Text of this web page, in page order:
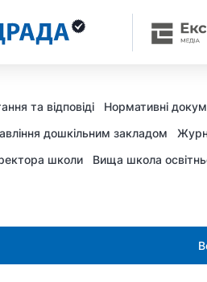
та відповіді Нормативні
дошкільним закладом
школи
Вища школа